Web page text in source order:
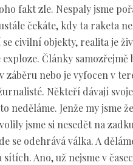
fakt zle. Nespaly jsme
čekáte, kdy ta raketa
civilní objekty, realita je
exploze. Články
záběru nebo je vyfocen v
Někteří dávají
neděláme. Jenže my jsme
jsme si nesedět na
se odehrává válka. A
sítích. Ano, už nejsme v